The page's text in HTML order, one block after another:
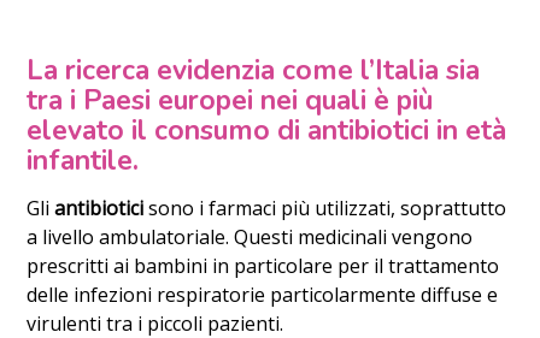
La ricerca evidenzia come l’Italia sia
tra i Paesi europei nei quali è più
elevato il consumo di antibiotici in età
infantile.
Gliantibioticisono i farmaci più utilizzati, soprattutto
a livello ambulatoriale. Questi medicinali vengono
prescritti ai bambini in particolare per il trattamento
delle infezioni respiratorie particolarmente diffuse e
virulenti tra i piccoli pazienti.